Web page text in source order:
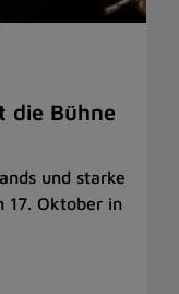
die Bühne
und starke
17. Oktober in